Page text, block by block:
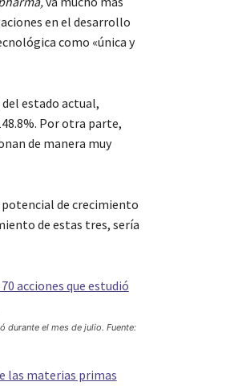
en el desarrollo
como «única y
estado actual,
Por otra parte,
de manera muy
potencial de crecimiento
de estas tres, sería
durante el mes de julio. Fuente:
las materias primas